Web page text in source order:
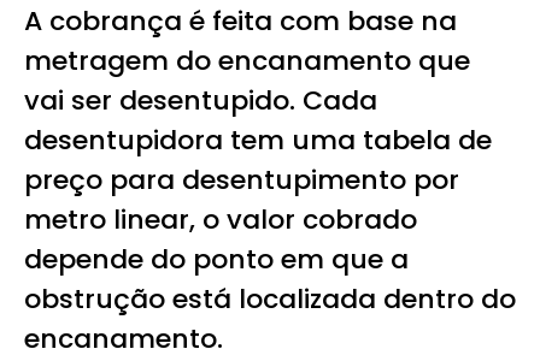
A cobrança é feita com base na
metragem do encanamento que
vai ser desentupido. Cada
desentupidora tem uma tabela de
preço para desentupimento por
metro linear, o valor cobrado
depende do ponto em que a
obstrução está localizada dentro do
encanamento.